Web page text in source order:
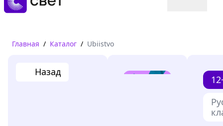
Читать
Главная / Каталог / Ubiistvo
Назад